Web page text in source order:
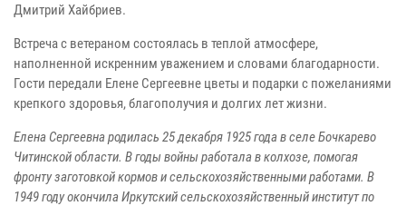
Дмитрий Хайбриев.
Встреча с ветераном состоялась в теплой атмосфере,
наполненной искренним уважением и словами благодарности.
Гости передали Елене Сергеевне цветы и подарки с пожеланиями
крепкого здоровья, благополучия и долгих лет жизни.
Елена Сергеевна родилась 25 декабря 1925 года в селе Бочкарево
Читинской области. В годы войны работала в колхозе, помогая
фронту заготовкой кормов и сельскохозяйственными работами. В
1949 году окончила Иркутский сельскохозяйственный институт по